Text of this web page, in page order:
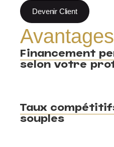
Devenir Client
Financement
selon votre
Taux
souples